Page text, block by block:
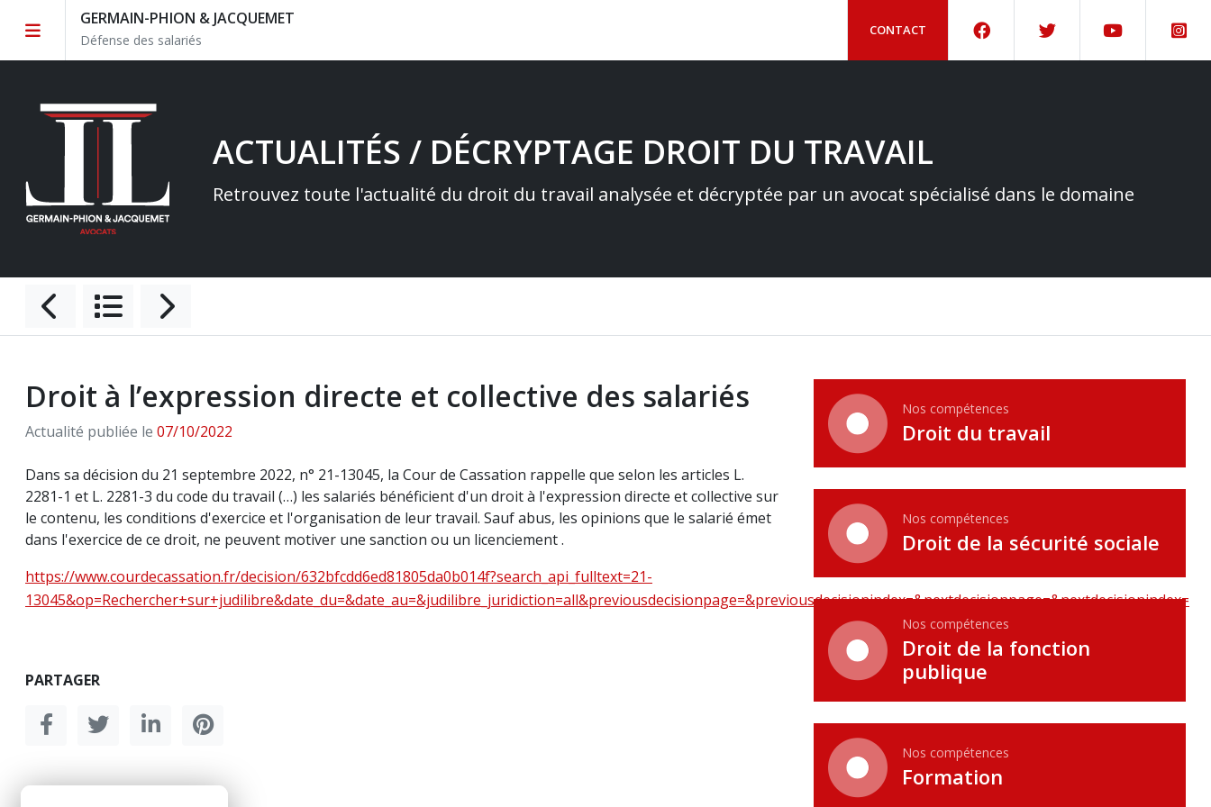
GERMAIN-PHION & JACQUEMET
Défense des salariés
CONTACT
ACTUALITÉS / DÉCRYPTAGE DROIT DU TRAVAIL
Retrouvez toute l'actualité du droit du travail analysée et décryptée par un avocat spécialisé dans le domaine
Droit à l’expression directe et collective des salariés
Actualité publiée le 07/10/2022
Dans sa décision du 21 septembre 2022, n° 21-13045, la Cour de Cassation rappelle que selon les articles L.
2281-1 et L. 2281-3 du code du travail (…) les salariés bénéficient d'un droit à l'expression directe et collective sur
le contenu, les conditions d'exercice et l'organisation de leur travail. Sauf abus, les opinions que le salarié émet
dans l'exercice de ce droit, ne peuvent motiver une sanction ou un licenciement .
https://www.courdecassation.fr/decision/632bfcdd6ed81805da0b014f?search_api_fulltext=21-
13045&op=Rechercher+sur+judilibre&date_du=&date_au=&judilibre_juridiction=all&previousdecisionpage=&previousdecisionindex=&nextdecisionpage=&nextdecisionindex=
PARTAGER
Nos compétences
Droit du travail
Nos compétences
Droit de la sécurité sociale
Nos compétences
Droit de la fonction
publique
Nos compétences
Formation